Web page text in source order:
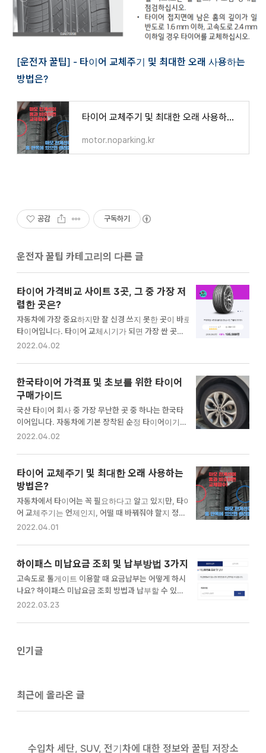
[운전자 꿀팁] - 타이어 교체주기 및 최대한 오래 사용하는
방법은?
타이어 교체주기 및 최대한 오래 사용하는 방법은?
motor.noparking.kr
공감 구독하기
운전자 꿀팁 카테고리의 다른 글
타이어 가격비교 사이트 3곳, 그 중 가장 저
렴한 곳은?
자동차에 가장 중요하지만 잘 신경 쓰지 못한 곳이 바로
타이어입니다. 타이어 교체시기가 되면 가장 싼 곳을 찾
아 타이어 가격비교 사이트를 찾아 헤매는데요. 오늘은
살 수 있는 곳을 알려드릴게요. 타이어 가격비교 사이트
TOP3 1. 타이어픽 2. ABC타이어 3. 다나와 타이어 가
격비교 타이어 교체시기 우선 타이어 교체시기가 되었
는지 확인해보세요. 타이어 마모한계선까지 타이어가
닳아있거나, 타이어 교체한 지 5년이 넘었다면 타이어
교체를 염두에 두셔야 합니다. [운전자 꿀팁] - 타이어
교체주기 및 최대한 오래 사용하는 방법은? 타이어 가
등이 있죠…
2022.04.02
한국타이어 가격표 및 초보를 위한 타이어
구매가이드
국산 타이어 회사 중 가장 무난한 곳 중 하나는 한국타
이어입니다. 자동차에 기본 장착된 순정 타이어이기도
하죠. 오늘은 한국타이어 가격표와 초보분들을 위한 타
이어 가격표(타이어 1개 기준) 벤투스 프리미엄 컴포트
: 12만원 ~ 키너지 컴포트 : 9.5만원 ~ 다이나프로 컴포
트 : 6만원 ~ 우선 자동차 타이어를 교체하기 전 교체할
때가 되었는지 먼저 확인해주세요. 타이어 가격도 만만
치 않은데, 교체시기도 되지 않았는데 바꾸면 아깝잖아
요. [운전자 꿀팁] - 타이어 교체주기 및 최대한 오래 사
용하는 방법은? 타이어 교체주기 및 최대한 오래 사용
할지…
2022.04.02
타이어 교체주기 및 최대한 오래 사용하는
방법은?
자동차에서 타이어는 꼭 필요하다고 알고 있지만, 타이
어 교체주기는 언제인지, 어떨 때 바꿔줘야 할지 정확하
게 알고 있는 경우는 드뭅니다. 미쉐린 타이어와 넥센타
리겠습니다. 타이어 교체주기 6만km 주행한 경우 타이
어가 5년이 지난 경우 타이어 마모한계선까지 닳는 경
우 타이어는 언제 교체해야 되나요? 자동차 엔진오일
교체시기는 많이 알고 있지만 타이어 교체시기는 잘 모
르는 것이 일반적입니다. 일반적인 타이어 수명은 1년
에 2만km 주행 기준으로 3년이라고 합니다. 하지만 연
한 번 교체(약 6만km…
2022.04.01
하이패스 미납요금 조회 및 납부방법 3가지
고속도로 톨게이트 이용할 때 요금납부는 어떻게 하시
나요? 하이패스 미납요금 조회 방법과 납부할 수 있는
방법을 알려드리겠습니다. 고속도로 이용 시 현금, 교통
를 설치하고 하이패스로 고속도로 톨게이트 비용을 내
2~3개 차로를 묶어서 평상시 속도 그대로 통과하는 차
알려드릴게요. 하이패스 미납요금 조회 하이패스 미납
요금은 PC 및 모바일에서 쉽게 조회할 수 있어요. 로그
2022.03.23
인기글
최근에 올라온 글
수입차 세단, SUV, 전기차에 대한 정보와 꿀팁 저장소